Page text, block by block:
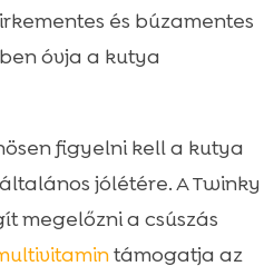
és búzamentes
óvja a kutya
figyelni kell a kutya
jólétére. A Twinky
megelőzni a csúszás
támogatja az